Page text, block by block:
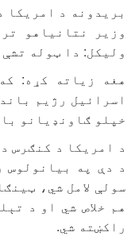
بریدونه د امریکا
وزیر نتانیاهو
ولیکل: دا ټوله
هغه زیاته کړه:
اسرائیل رژیم
خپلو ګاونډیانو
د امریکا د کنګرس
د دې په
سولې لامل شي،
هم خلاص شي او د
راکښته شي.